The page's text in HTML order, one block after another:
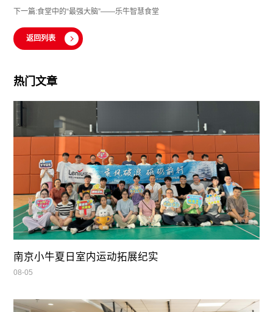
下一篇:食堂中的“最强大脑”——乐牛智慧食堂
返回列表
热门文章
南京小牛夏日室内运动拓展纪实
08-05